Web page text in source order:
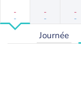
-
-
-
-
-
-
Journée